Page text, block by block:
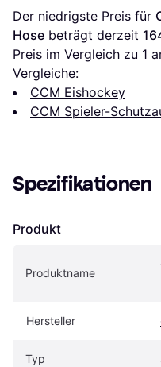
Der niedrigste Preis für
Hose beträgt derzeit
Preis im Vergleich zu 1
Vergleiche:
CCM Eishockey
CCM Spieler-
Spezifikationen
Produkt
Produktname
Hersteller
Typ